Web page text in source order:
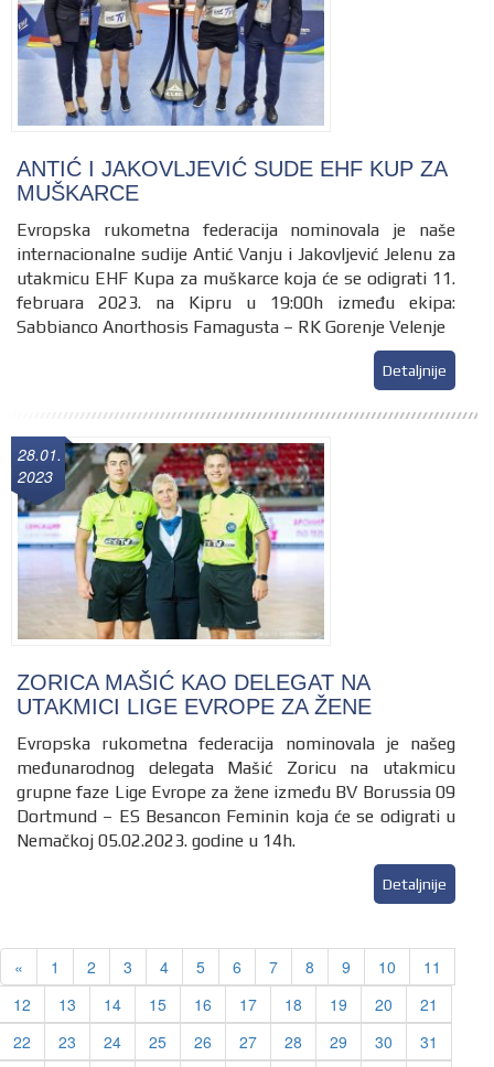
ANTIĆ I JAKOVLJEVIĆ SUDE EHF KUP ZA
MUŠKARCE
Evropska rukometna federacija nominovala je naše
internacionalne sudije Antić Vanju i Jakovljević Jelenu za
utakmicu EHF Kupa za muškarce koja će se odigrati 11.
februara 2023. na Kipru u 19:00h između ekipa:
Sabbianco Anorthosis Famagusta – RK Gorenje Velenje
Detaljnije
28.01.
2023
ZORICA MAŠIĆ KAO DELEGAT NA
UTAKMICI LIGE EVROPE ZA ŽENE
Evropska rukometna federacija nominovala je našeg
međunarodnog delegata Mašić Zoricu na utakmicu
grupne faze Lige Evrope za žene između BV Borussia 09
Dortmund – ES Besancon Feminin koja će se odigrati u
Nemačkoj 05.02.2023. godine u 14h.
Detaljnije
« Previous
1 2 3 4 5 6 7 8 9 10
11
12
13 14 15 16 17 18 19 20
21
22
23 24 25 26 27 28 29 30
31